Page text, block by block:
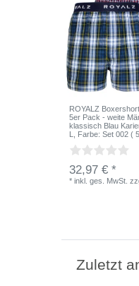
ROYALZ
5er Pack - weite
klassisch Blau
L
, Farbe: Set 002 (
32,97 € *
*inkl. ges. MwSt.
Zuletzt